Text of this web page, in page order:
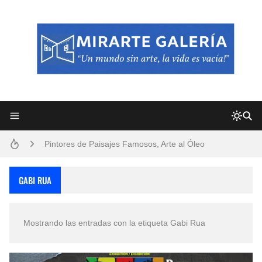
Pintores de Paisajes Famosos, Arte al Óleo
San Valentín Dibujos a Lápiz del 14 de Febrero
GABI RUA
Mostrando las entradas con la etiqueta Gabi Rua